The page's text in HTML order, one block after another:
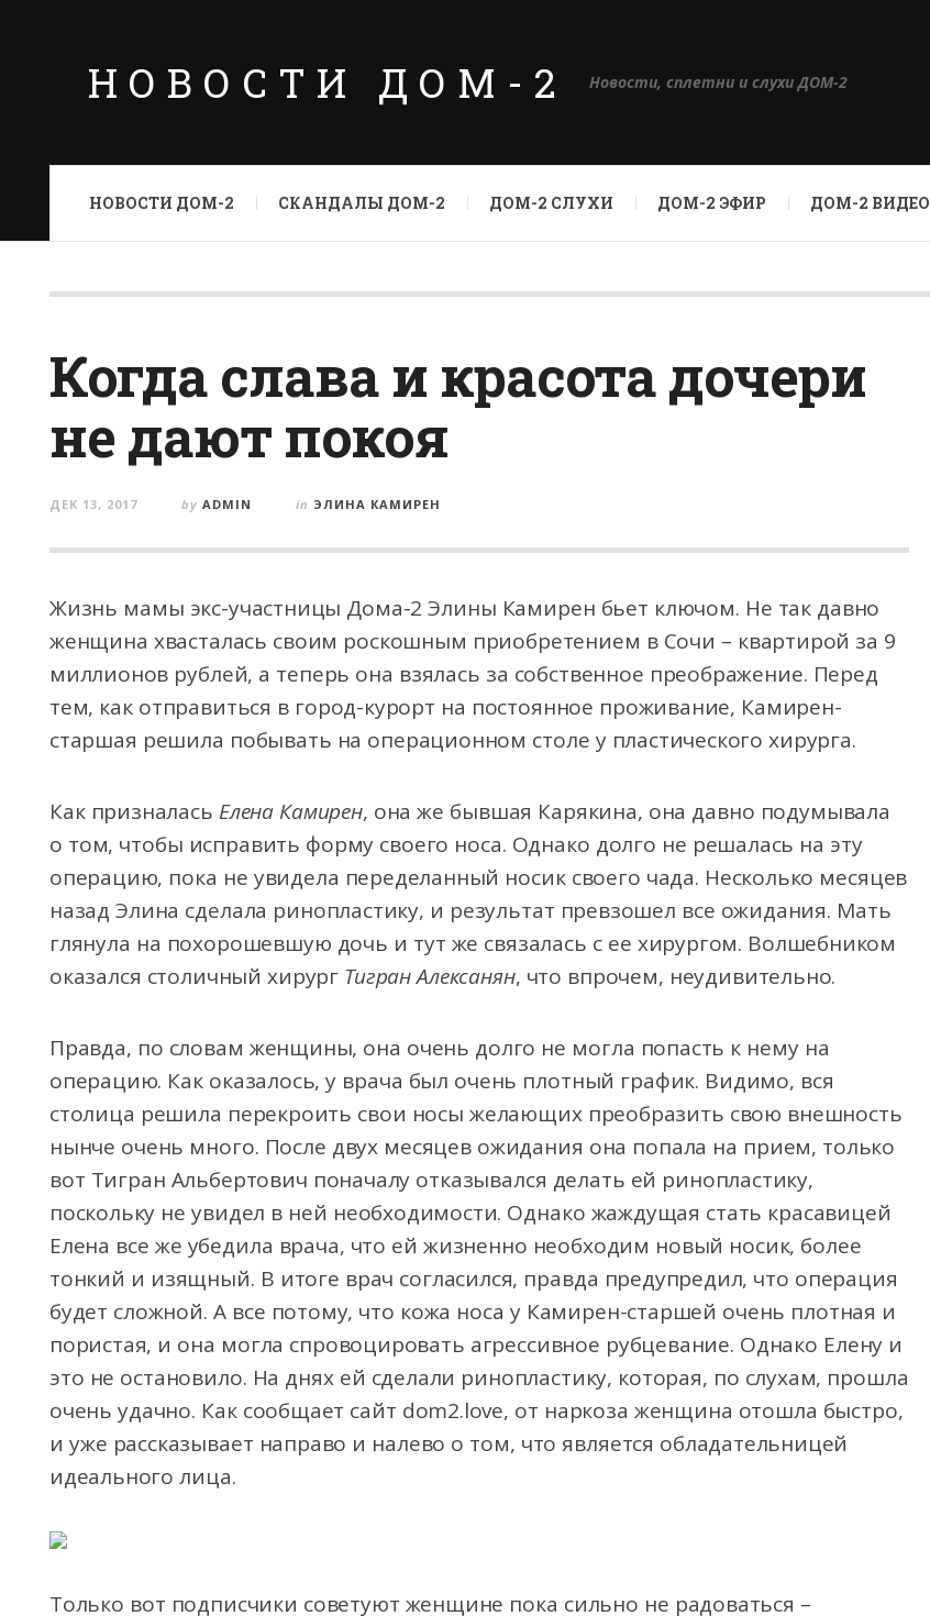
НОВОСТИ ДОМ-2 Новости, сплетни и слухи ДОМ-2
НОВОСТИ ДОМ-2 СКАНДАЛЫ ДОМ-2 ДОМ-2 СЛУХИ ДОМ-2 ЭФИР ДОМ-2 ВИДЕО
Когда слава и красота дочери
не дают покоя
ДЕК 13, 2017 by ADMIN in ЭЛИНА КАМИРЕН
Жизнь мамы экс-участницы Дома-2 Элины Камирен бьет ключом. Не так давно
женщина хвасталась своим роскошным приобретением в Сочи – квартирой за 9
миллионов рублей, а теперь она взялась за собственное преображение. Перед
тем, как отправиться в город-курорт на постоянное проживание, Камирен-
старшая решила побывать на операционном столе у пластического хирурга.
Как призналась Елена Камирен, она же бывшая Карякина, она давно подумывала
о том, чтобы исправить форму своего носа. Однако долго не решалась на эту
операцию, пока не увидела переделанный носик своего чада. Несколько месяцев
назад Элина сделала ринопластику, и результат превзошел все ожидания. Мать
глянула на похорошевшую дочь и тут же связалась с ее хирургом. Волшебником
оказался столичный хирург Тигран Алексанян, что впрочем, неудивительно.
Правда, по словам женщины, она очень долго не могла попасть к нему на
операцию. Как оказалось, у врача был очень плотный график. Видимо, вся
столица решила перекроить свои носы желающих преобразить свою внешность
нынче очень много. После двух месяцев ожидания она попала на прием, только
вот Тигран Альбертович поначалу отказывался делать ей ринопластику,
поскольку не увидел в ней необходимости. Однако жаждущая стать красавицей
Елена все же убедила врача, что ей жизненно необходим новый носик, более
тонкий и изящный. В итоге врач согласился, правда предупредил, что операция
будет сложной. А все потому, что кожа носа у Камирен-старшей очень плотная и
пористая, и она могла спровоцировать агрессивное рубцевание. Однако Елену и
это не остановило. На днях ей сделали ринопластику, которая, по слухам, прошла
очень удачно. Как сообщает сайт dom2.love, от наркоза женщина отошла быстро,
и уже рассказывает направо и налево о том, что является обладательницей
идеального лица.
Только вот подписчики советуют женщине пока сильно не радоваться –